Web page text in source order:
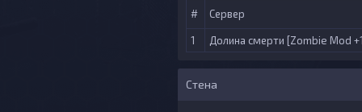
# Сервер
1 Долина смерти [Zombie Mod
Стена